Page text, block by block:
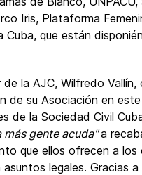
Iris, Plataforma
Cuba, que están
la AJC, Wilfredo Vallín,
de su Asociación en
de la Sociedad Civil
más gente acuda"a
que ellos ofrecen a los
legales. Gracias